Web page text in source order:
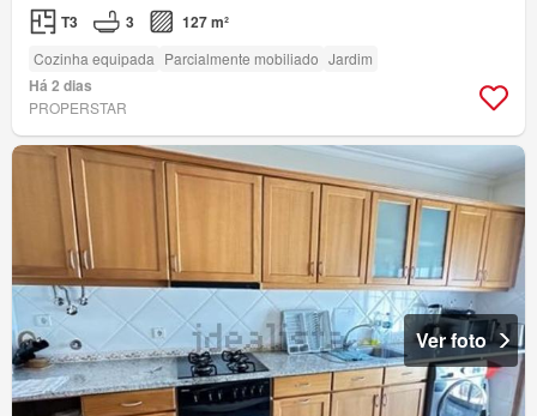
T3 3 127 m²
Cozinha equipada Parcialmente mobiliado Jardim
Há 2 dias
PROPERSTAR
Ver foto